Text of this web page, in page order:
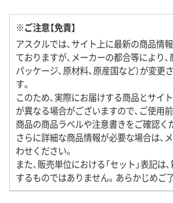
※ご注意【免責】
アスクルでは、サイト上に最新の商品情
ておりますが、メーカーの都合等により、
パッケージ、原材料、原産国など）が変更
す。
このため、実際にお届けする商品とサイ
が異なる場合がございますので、ご使用
商品の商品ラベルや注意書きをご確認く
さらに詳細な商品情報が必要な場合は、
わせください。
また、販売単位における「セット」表記は
するものではありません。あらかじめご